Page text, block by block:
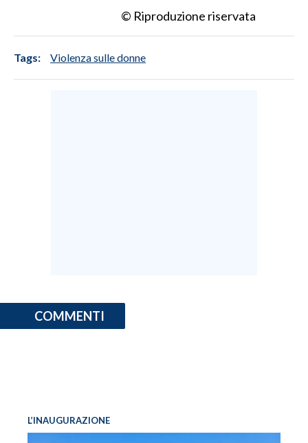
© Riproduzione riservata
Tags: Violenza sulle donne
COMMENTI
L’INAUGURAZIONE